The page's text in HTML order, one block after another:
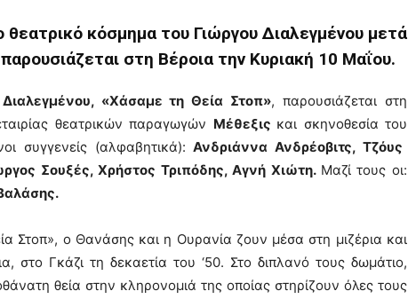
θεατρικό κόσμημα του Γιώργου Διαλεγμένου μετά
στη Βέροια την Κυριακή 10 Μαΐου.
Διαλεγμένου, «Χάσαμε τη Θεία Στοπ», παρουσιάζεται στη
θεατρικών παραγωγών Μέθεξις και σκηνοθεσία του
συγγενείς (αλφαβητικά): Ανδριάννα Ανδρέοβιτς, Τζόυς
Σουξές, Χρήστος Τριπόδης, Αγνή Χιώτη. Μαζί τους οι:
Στοπ», ο Θανάσης και η Ουρανία ζουν μέσα στη μιζέρια και
στο Γκάζι τη δεκαετία του ‘50. Στο διπλανό τους δωμάτιο,
θεία στην κληρονομιά της οποίας στηρίζουν όλες τους